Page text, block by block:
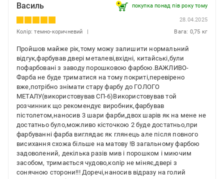
Василь покупка понад пів року тому
28.04.2025
Колір: темно-коричневий
Вага: 0,75 кг
Пройшов майже рік,тому можу залишити нормальний
відгук,фарбував двері металеві,вхідні, китайські,були
пофарбовані з заводу порошковою фарбою.ВАЖЛИВО-
Фарба не буде триматися на тому покриті,перевірено
вже,потрібно знімати стару фарбу до ГОЛОГО
МЕТАЛУ(використовував СП-6)Використовував той
розчинник що рекомендує виробник,фарбував
пістолетом,наносив 3 шари фарби,двох шарів як на мене не
достатньо було,можливо кісточкою 2 буде достатньо,при
фарбуванні фарба виглядає як глянець але після повного
висихання схожа більше на матову !В загальному фарбою
задоволений, декілька разів мив і порошком і миючим
засобом, тримається чудово,колір не міняє,двері з
сонячною сторони!!! Доречі,наносив відразу на голий